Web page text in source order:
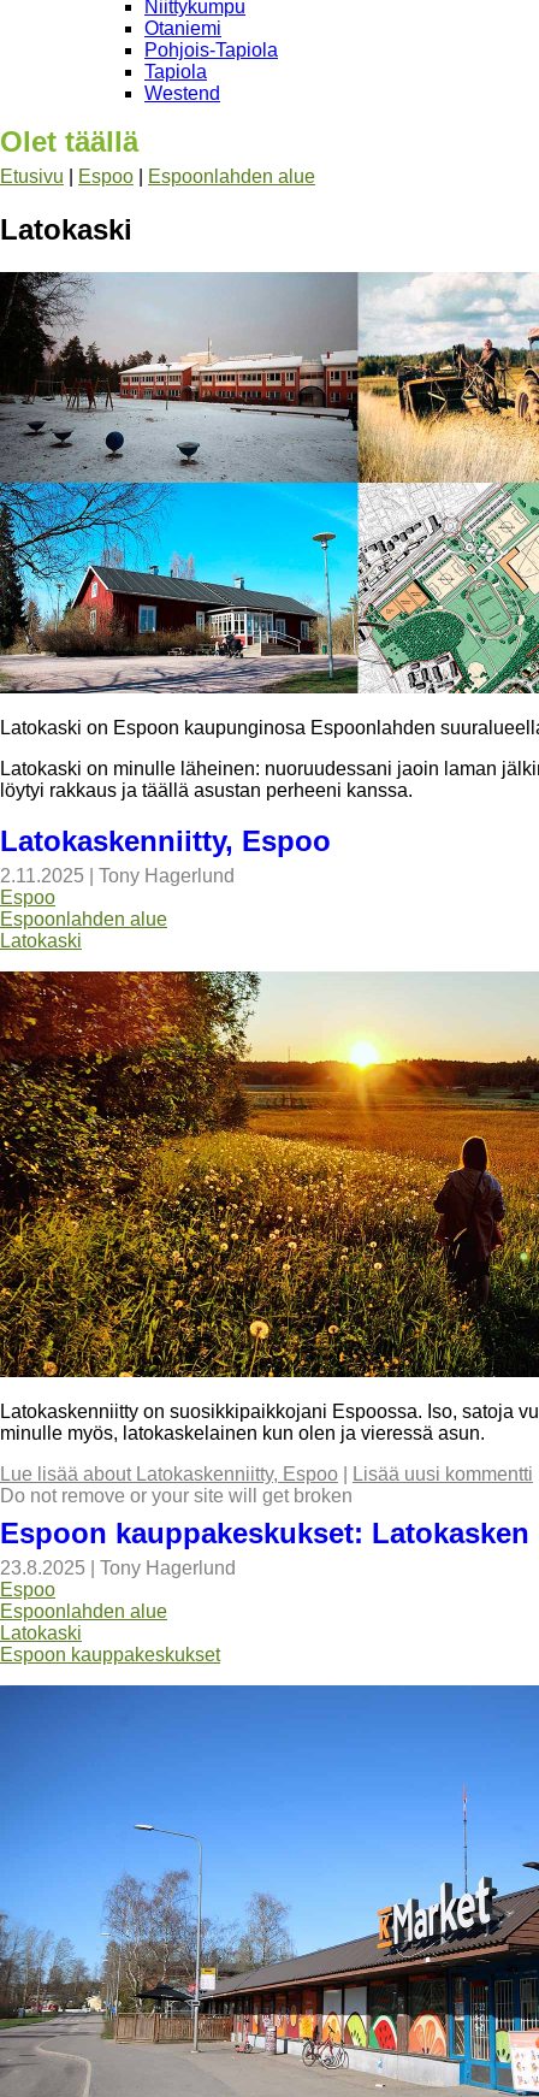
Niittykumpu
Otaniemi
Pohjois-Tapiola
Tapiola
Westend
Olet täällä
Etusivu Espoo Espoonlahden alue
Latokaski
Latokaski on Espoon kaupunginosa Espoonlahden
Latokaski on minulle läheinen: nuoruudessani jaoin laman
löytyi rakkaus ja täällä asustan perheeni kanssa.
Latokaskenniitty, Espoo
2.11.2025
Tony Hagerlund
Espoo
Espoonlahden alue
Latokaski
Latokaskenniitty on suosikkipaikkojani Espoossa. Iso, satoja
minulle myös, latokaskelainen kun olen ja vieressä asun.
Lue lisää about Latokaskenniitty, Espoo Lisää uusi kommentti
Do not remove or your site will get broken
Espoon kauppakeskukset:
23.8.2025
Tony Hagerlund
Espoo
Espoonlahden alue
Latokaski
Espoon kauppakeskukset